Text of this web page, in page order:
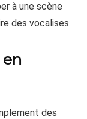
à une scène
des vocalises.
des